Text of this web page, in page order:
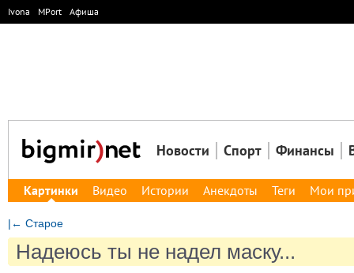
Ivona MPort Афиша
Новости Спорт Финансы
Картинки Видео Истории Анекдоты Теги Мои
|← Старое
Надеюсь ты не надел маску...